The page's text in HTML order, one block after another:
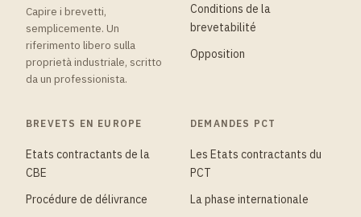
Capire i brevetti,
semplicemente. Un
riferimento libero sulla
proprietà industriale, scritto
da un professionista.
Conditions de la
brevetabilité
Opposition
BREVETS EN EUROPE
Etats contractants de la
CBE
Procédure de délivrance
DEMANDES PCT
Les Etats contractants du
PCT
La phase internationale